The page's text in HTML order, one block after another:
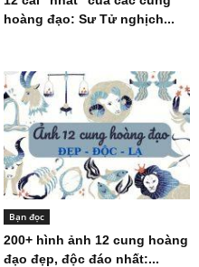
hoàng đạo: Sư Tử nghịch...
Bạn đọc
200+ hình ảnh 12 cung hoàng
đạo đẹp, độc đáo nhất:...